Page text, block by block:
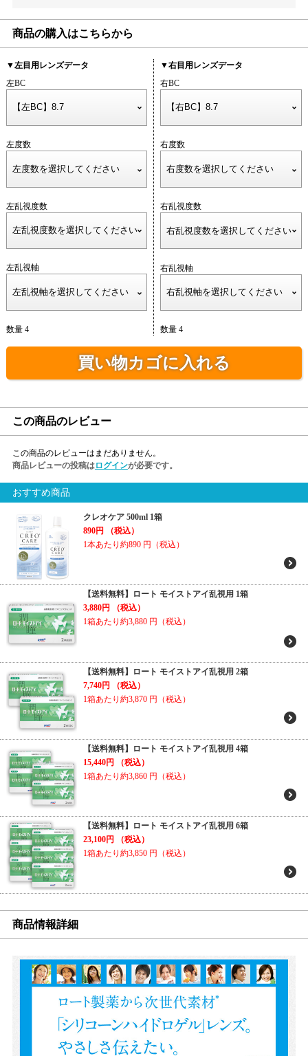
商品の購入はこちらから
▼左目用レンズデータ
左BC
左度数
左乱視度数
左乱視軸
数量 4
▼右目用レンズデータ
右BC
右度数
右乱視度数
右乱視軸
数量 4
買い物カゴに入れる
この商品のレビュー
この商品のレビューはまだありません。
商品レビューの投稿はログインが必要です。
おすすめ商品
クレオケア 500ml 1箱
890円
（税込）
1本あたり約890 円（税込）
【送料無料】ロート モイストアイ乱視用 1箱
3,880円
（税込）
1箱あたり約3,880 円（税込）
【送料無料】ロート モイストアイ乱視用 2箱
7,740円
（税込）
1箱あたり約3,870 円（税込）
【送料無料】ロート モイストアイ乱視用 4箱
15,440円
（税込）
1箱あたり約3,860 円（税込）
【送料無料】ロート モイストアイ乱視用 6箱
23,100円
（税込）
1箱あたり約3,850 円（税込）
商品情報詳細